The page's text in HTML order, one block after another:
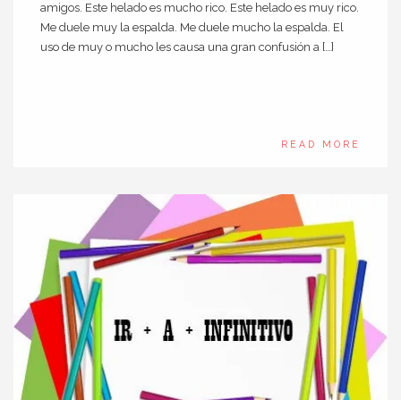
amigos. Este helado es mucho rico. Este helado es muy rico.
Me duele muy la espalda. Me duele mucho la espalda. El
uso de muy o mucho les causa una gran confusión a […]
READ MORE